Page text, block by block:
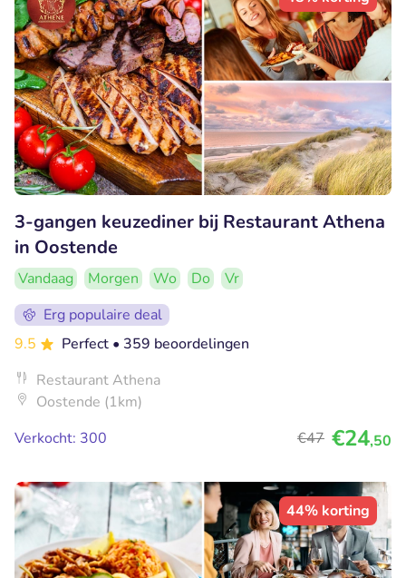
3-gangen keuzediner bij Restaurant Athena
in Oostende
Vandaag Morgen Wo Do
Vr
Erg populaire deal
9.5
Perfect • 359 beoordelingen
Restaurant Athena
Oostende (1km)
Verkocht: 300
€47 €24,50
44% korting